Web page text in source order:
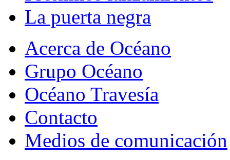
La puerta negra
Acerca de Océano
Grupo Océano
Océano Travesía
Contacto
Medios de comunicación